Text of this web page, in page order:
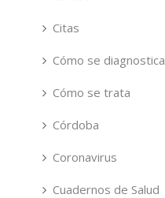
Citas
Cómo se diagnostica
Cómo se trata
Córdoba
Coronavirus
Cuadernos de Salud